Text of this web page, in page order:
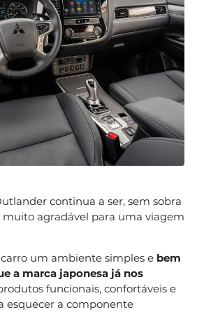
continua a ser, sem sobra
agradável para uma viagem
um ambiente simples e bem
a marca japonesa já nos
funcionais, confortáveis e
esquecer a componente